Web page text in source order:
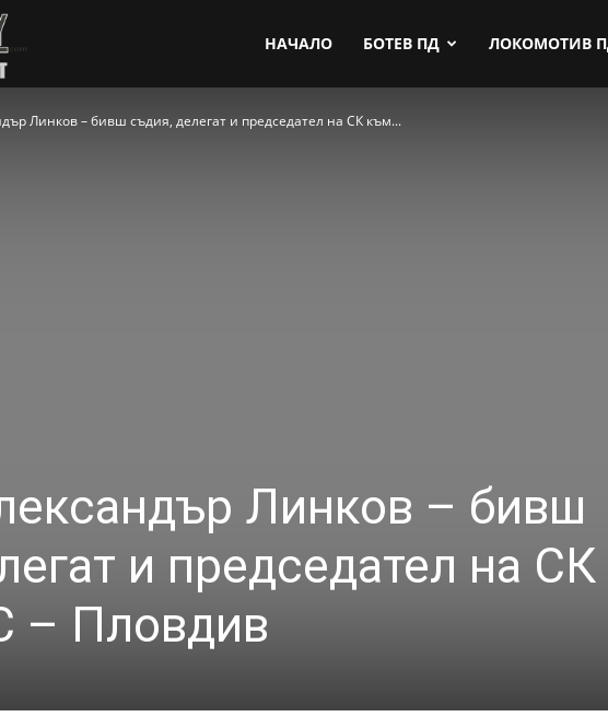
НАЧАЛО БОТЕВ ПД ЛОКОМОТИВ
Линков – бивш съдия, делегат и председател на СК към...
Линков – бивш
и председател на
– Пловдив